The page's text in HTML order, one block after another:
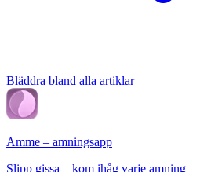
Bläddra bland alla artiklar
Amme – amningsapp
Slipp gissa – kom ihåg varje amning